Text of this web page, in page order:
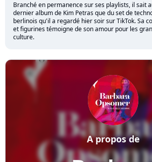
Branché en permanence sur ses playlists, il sait
dernier album de Kim Petras que du set de
berlinois qu'il a regardé hier soir sur TikTok. Sa
et figurines témoigne de son amour pour les
culture.
A propos de